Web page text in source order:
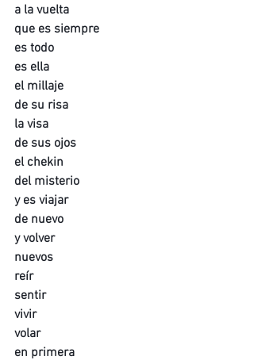
a la vuelta
que es siempre
es todo
es ella
el millaje
de su risa
la visa
de sus ojos
el chekin
del misterio
y es viajar
de nuevo
y volver
nuevos
reír
sentir
vivir
volar
en primera